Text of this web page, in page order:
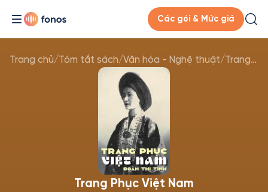
Các gói & Mức giá
Trang chủ/Tóm tắt sách/Văn hóa - Nghệ thuật/ Trang Phục Việt Nam
Trang Phục Việt Nam